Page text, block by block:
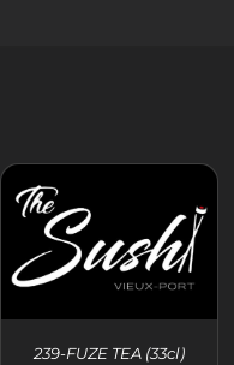
239-FUZE TEA (33cl)